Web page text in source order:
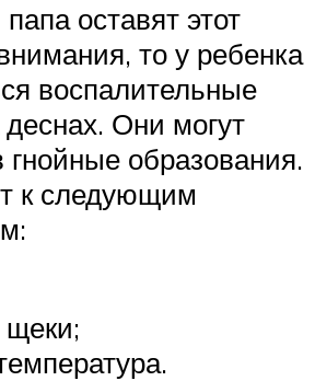
оставят этот
то у ребенка
воспалительные
Они могут
гнойные образования.
к следующим
щеки;